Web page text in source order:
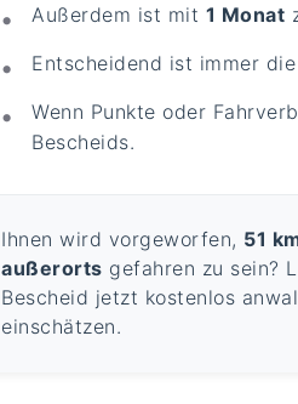
Außerdem ist mit 1 Monat
Entscheidend ist immer die
Wenn Punkte oder
Bescheids.
Ihnen wird vorgeworfen, 51
außerorts gefahren zu sein?
Bescheid jetzt kostenlos
einschätzen.